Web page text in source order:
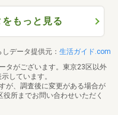
もっと見る
しデータ提供元： 生活ガイド.com
タがございます。東京23区以外
しています。
が、調査後に変更がある場合が
所までお問い合わせいただく